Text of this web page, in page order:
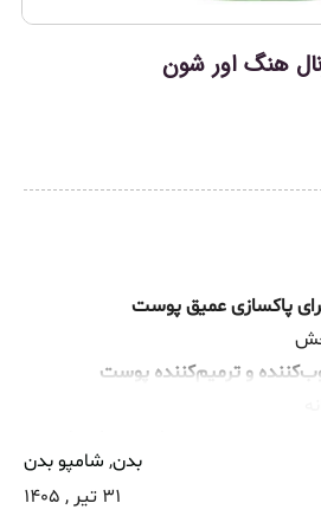
هنگ اور شون
پاکسازی عمیق پوست
و ترمیم‌کننده پوست
بدن, شامپو بدن
31 تیر , 1405